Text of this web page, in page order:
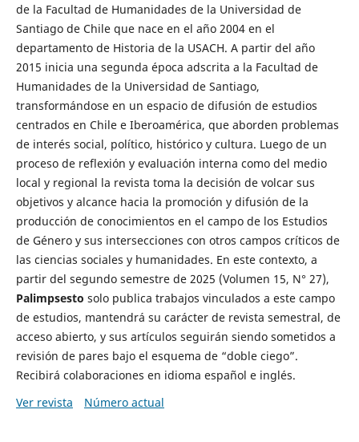
de la Facultad de Humanidades de la Universidad de
Santiago de Chile que nace en el año 2004 en el
departamento de Historia de la USACH. A partir del año
2015 inicia una segunda época adscrita a la Facultad de
Humanidades de la Universidad de Santiago,
transformándose en un espacio de difusión de estudios
centrados en Chile e Iberoamérica, que aborden problemas
de interés social, político, histórico y cultura. Luego de un
proceso de reflexión y evaluación interna como del medio
local y regional la revista toma la decisión de volcar sus
objetivos y alcance hacia la promoción y difusión de la
producción de conocimientos en el campo de los Estudios
de Género y sus intersecciones con otros campos críticos de
las ciencias sociales y humanidades. En este contexto, a
partir del segundo semestre de 2025 (Volumen 15, N° 27),
Palimpsesto solo publica trabajos vinculados a este campo
de estudios, mantendrá su carácter de revista semestral, de
acceso abierto, y sus artículos seguirán siendo sometidos a
revisión de pares bajo el esquema de “doble ciego”.
Recibirá colaboraciones en idioma español e inglés.
Ver revista
Número actual